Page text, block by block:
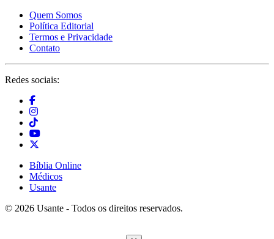
Quem Somos
Política Editorial
Termos e Privacidade
Contato
Redes sociais:
Bíblia Online
Médicos
Usante
© 2026 Usante - Todos os direitos reservados.